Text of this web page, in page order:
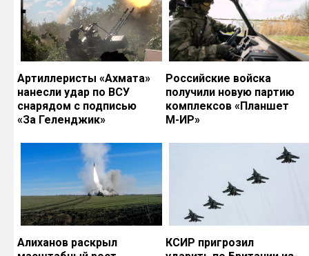
Артиллеристы «Ахмата»
нанесли удар по ВСУ
снарядом с подписью
«За Геленджик»
Российские войска
получили новую партию
комплексов «Планшет
М-ИР»
Алиханов раскрыл
КСИР пригрозил